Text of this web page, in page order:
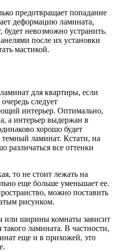
предотвращает попадание
деформацию ламината,
невозможно устранить.
после их установки
мастикой.
для квартиры, если
следует
интерьер. Оптимально,
а интерьер выдержан в
хорошо будет
темный ламинат. Кстати, на
различаться все оттенки
то не стоит лежать на
еще больше уменьшает ее.
можно поставить
рисунком.
или ширины комнаты зависит
ламината. В частности,
еще и в прихожей, это